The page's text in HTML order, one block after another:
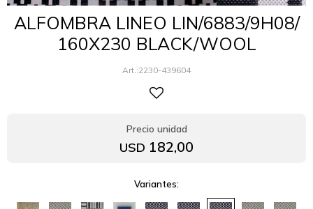
ALFOMBRA LINEO LIN/6883/9H08/
160X230 BLACK/WOOL
2230-439604
USD 182,00
Variantes: